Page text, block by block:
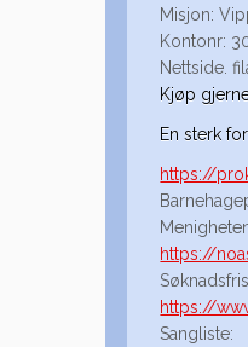
Misjon:
Kontonr:
Nettside.
Kjøp
En sterk
https://
https://
https://
Sangliste: